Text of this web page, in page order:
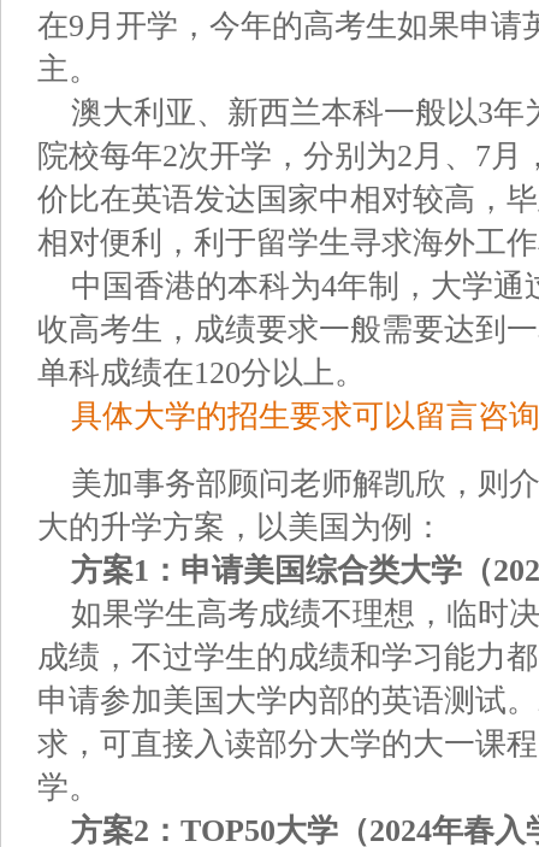
在9月开学，今年的高考生如果申请
主。
澳大利亚、新西兰本科一般以3
院校每年2次开学，分别为2月、7
价比在英语发达国家中相对较高，
相对便利，利于留学生寻求海外工
中国香港的本科为4年制，大学
收高考生，成绩要求一般需要达到
单科成绩在120分以上。
具体大学的招生要求可以留言咨
美加事务部顾问老师解凯欣，则
大的升学方案，以美国为例：
方案1：申请美国综合类大学（
如果学生高考成绩不理想，临时
成绩，不过学生的成绩和学习能力
申请参加美国大学内部的英语测试
求，可直接入读部分大学的大一课
学。
方案2：TOP50大学（2024年春入